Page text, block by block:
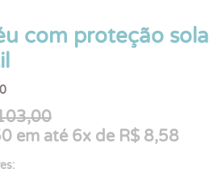
com proteção
em até 6x de R$ 8,58